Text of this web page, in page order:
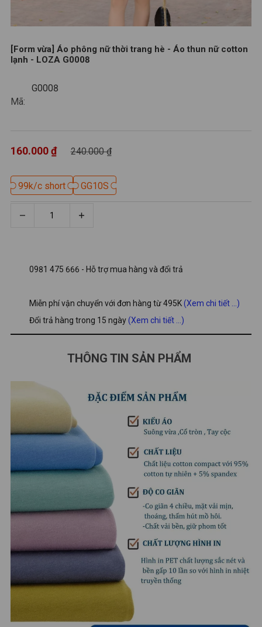
[Form vừa] Áo phông nữ thời trang hè - Áo thun nữ cotton
lạnh - LOZA G0008
Mã:
240.000 ₫
160.000 ₫
0981 475 666 - Hỗ trợ mua hàng và đổi trả
Miễn phí vận chuyển với đơn hàng từ 495K(Xem chi tiết ...)
Đổi trả hàng trong 15 ngày(Xem chi tiết ...)
G0008
99k/c short
99k/c short GG10S
GG10S
THÔNG TIN SẢN PHẨM